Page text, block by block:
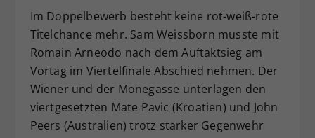
Im Doppelbewerb besteht keine rot-weiß-rote
Titelchance mehr. Sam Weissborn musste mit
Romain Arneodo nach dem Auftaktsieg am
Vortag im Viertelfinale Abschied nehmen. Der
Wiener und der Monegasse unterlagen den
viertgesetzten Mate Pavic (Kroatien) und John
Peers (Australien) trotz starker Gegenwehr